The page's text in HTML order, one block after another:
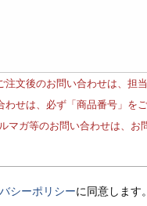
文後のお問い合わせは、担
せは、必ず「商品番号」をご
マガ等のお問い合わせは、お
シーポリシーに同意します。